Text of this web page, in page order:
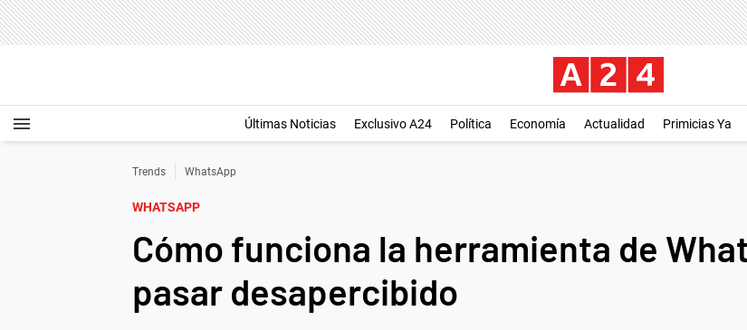
Últimas Noticias Exclusivo A24 Política Economía Actualidad Primicias Ya
Trends WhatsApp
WHATSAPP
Cómo funciona la herramienta de
pasar desapercibido